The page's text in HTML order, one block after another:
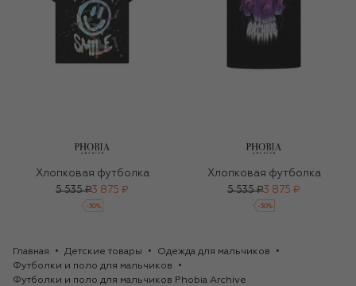
Хлопковая футболка
5 535 ₽3 875 ₽
-30%
Хлопковая футболка
5 535 ₽3 875 ₽
-30%
Главная Детские товары
Одежда для мальчиков
Футболки и поло для мальчиков
Футболки и поло для мальчиков Phobia Archive